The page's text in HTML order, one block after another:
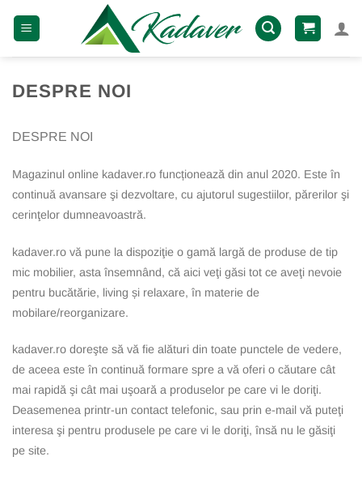
DESPRE NOI
DESPRE NOI
Magazinul online kadaver.ro funcționează din anul 2020. Este în
continuă avansare şi dezvoltare, cu ajutorul sugestiilor, părerilor şi
cerinţelor dumneavoastră.
kadaver.ro vă pune la dispoziţie o gamă largă de produse de tip
mic mobilier, asta însemnând, că aici veţi găsi tot ce aveţi nevoie
pentru bucătărie, living și relaxare, în materie de
mobilare/reorganizare.
kadaver.ro doreşte să vă fie alături din toate punctele de vedere,
de aceea este în continuă formare spre a vă oferi o căutare cât
mai rapidă şi cât mai uşoară a produselor pe care vi le doriţi.
Deasemenea printr-un contact telefonic, sau prin e-mail vă puteţi
interesa şi pentru produsele pe care vi le doriţi, însă nu le găsiţi
pe site.